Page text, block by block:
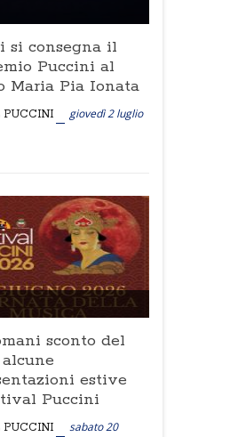
si consegna il
Puccini al
Maria Pia Ionata
PUCCINI
giovedì 2 luglio
sconto del
alcune
estive
Puccini
PUCCINI
sabato 20